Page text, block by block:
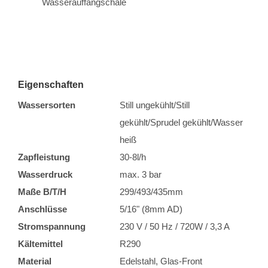
Wasserauffangschale
Eigenschaften
Wassersorten
Still ungekühlt/Still
gekühlt/Sprudel gekühlt/Wasser
heiß
Zapfleistung
30-8l/h
Wasserdruck
max. 3 bar
Maße B/T/H
299/493/435mm
Anschlüsse
5/16" (8mm AD)
Stromspannung
230 V / 50 Hz / 720W / 3,3 A
Kältemittel
R290
Material
Edelstahl, Glas-Front